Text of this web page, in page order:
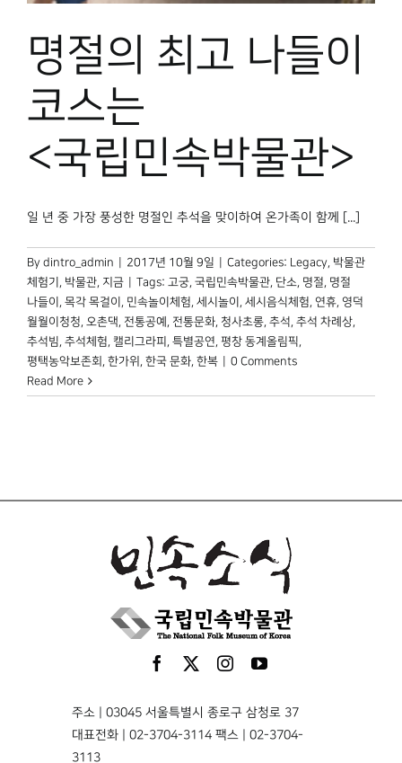
명절의 최고 나들이
코스는
<국립민속박물관>
일 년 중 가장 풍성한 명절인 추석을 맞이하여 온가족이 함께 [...]
By dintro_admin 2017년 10월 9일 Categories: Legacy, 박물관
체험기 , 박물관, 지금 Tags: 고궁, 국립민속박물관, 단소, 명절, 명절
나들이 , 목각 목걸이 , 민속놀이체험, 세시놀이 , 세시음식체험, 연휴, 영덕
월월이청청, 오촌댁, 전통공예 , 전통문화, 청사초롱, 추석, 추석 차례상,
추석빔, 추석체험, 캘리그라피 , 특별공연, 평창 동계올림픽,
평택농악보존회 , 한가위 , 한국 문화, 한복
0 Comments
Read More
주소 | 03045 서울특별시 종로구 삼청로 37
대표전화 | 02-3704-3114 팩스 | 02-3704-
3113